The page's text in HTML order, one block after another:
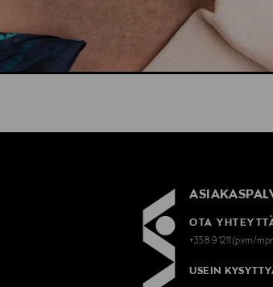
OTA
+358 9 1211(pvm/
USEIN